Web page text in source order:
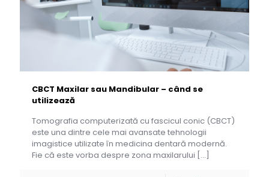
CBCT Maxilar sau Mandibular – când se
utilizează
Tomografia computerizată cu fascicul conic (CBCT)
este una dintre cele mai avansate tehnologii
imagistice utilizate în medicina dentară modernă.
Fie că este vorba despre zona maxilarului […]